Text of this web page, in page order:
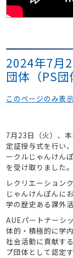
2024年7月
団体（PS
このページのみ表示
7月23日（火）、
定証授与式を行い
ークルじゃんけん
を受け取りました。
レクリエーション
じゃんけんぽんに
学の歴史ある課外
AUEパートナーシ
体的・積極的に学
社会活動に貢献す
プ団体として認定